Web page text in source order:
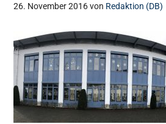
Attendorn
26. November 2016von Redaktion (DB)